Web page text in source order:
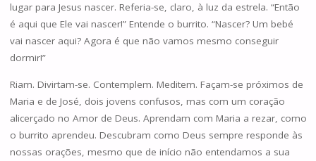
lugar para Jesus nascer. Referia-se, claro, à luz da estrela. “Então
é aqui que Ele vai nascer!” Entende o burrito. “Nascer? Um bebé
vai nascer aqui? Agora é que não vamos mesmo conseguir
dormir!”
Riam. Divirtam-se. Contemplem. Meditem. Façam-se próximos de
Maria e de José, dois jovens confusos, mas com um coração
alicerçado no Amor de Deus. Aprendam com Maria a rezar, como
o burrito aprendeu. Descubram como Deus sempre responde às
nossas orações, mesmo que de início não entendamos a sua